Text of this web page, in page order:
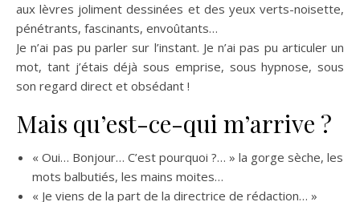
aux lèvres joliment dessinées et des yeux verts-noisette,
pénétrants, fascinants, envoûtants…
Je n’ai pas pu parler sur l’instant. Je n’ai pas pu articuler un
mot, tant j’étais déjà sous emprise, sous hypnose, sous
son regard direct et obsédant !
Mais qu’est-ce-qui m’arrive ?
« Oui… Bonjour… C’est pourquoi ?… » la gorge sèche, les
mots balbutiés, les mains moites…
« Je viens de la part de la directrice de rédaction… »